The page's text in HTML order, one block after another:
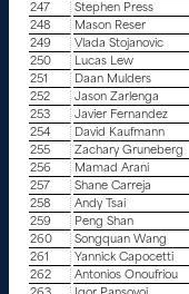
247
Stephen Press
248
Mason Reser
249
Vlada Stojanovic
250
Lucas Lew
251
Daan Mulders
252
Jason Zarlenga
253
Javier Fernandez
254
David Kaufmann
255
Zachary Gruneberg
256
Mamad Arani
257
Shane Carreja
258
Andy Tsai
259
Peng Shan
260
Songquan Wang
261
Yannick Capocetti
262
Antonios Onoufriou